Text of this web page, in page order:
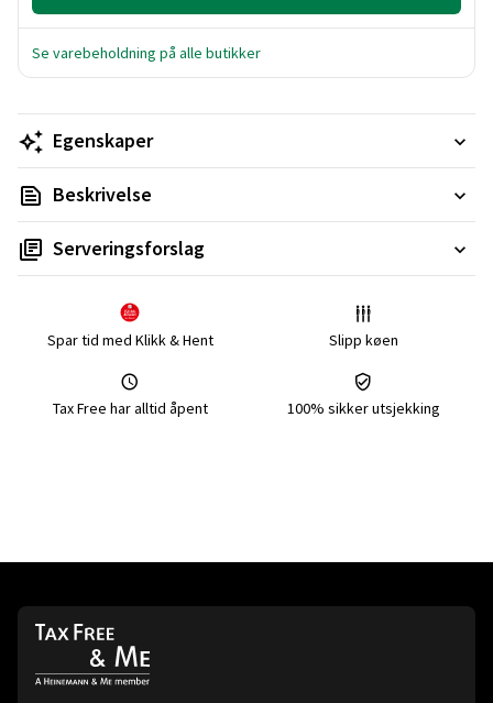
Se varebeholdning på alle butikker
Egenskaper
Beskrivelse
Serveringsforslag
Spar tid med Klikk & Hent Slipp køen
Tax Free har alltid åpent 100% sikker utsjekking